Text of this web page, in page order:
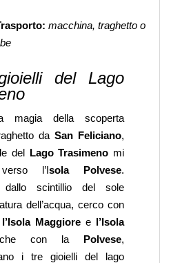
macchina, traghetto o
del Lago
magia della scoperta
da San Feliciano,
del Lago Trasimenomi
l’Isola Polvese.
dallo scintillio del sole
dell’acqua, cerco con
l’Isola Maggioree l’Isola
con la Polvese,
i tre gioielli del lago